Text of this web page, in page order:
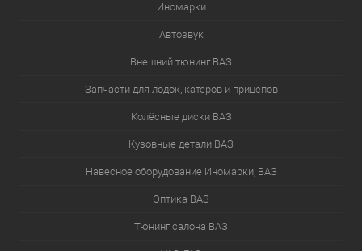
Иномарки
Автозвук
Внешний тюнинг ВАЗ
Запчасти для лодок, катеров и прицепов
Колёсные диски ВАЗ
Кузовные детали ВАЗ
Навесное оборудование Иномарки, ВАЗ
Оптика ВАЗ
Тюнинг салона ВАЗ